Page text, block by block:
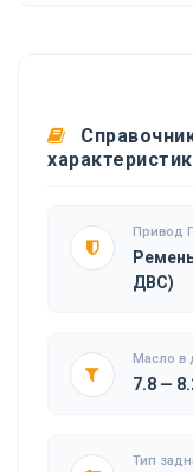
Привод
ДВС)
Масло в
7.8 —
Тип